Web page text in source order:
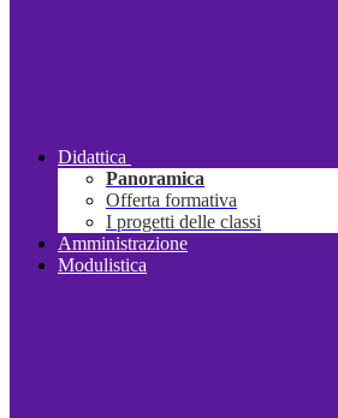
Didattica
Panoramica
Offerta formativa
I progetti delle classi
Amministrazione
Modulistica